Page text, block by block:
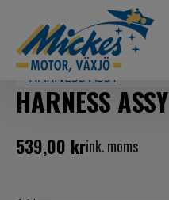
HARNESS ASSY
539,00 krink. moms